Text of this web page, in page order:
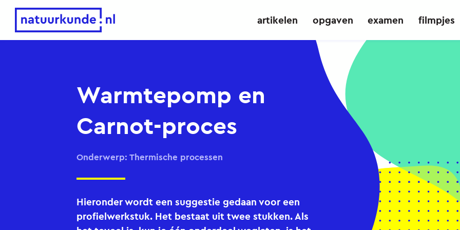
Natuurkunde.nl
artikelen opgaven examen filmpjes
Warmtepomp en
Carnot-proces
Onderwerp: Thermische processen
Hieronder wordt een suggestie gedaan voor een
profielwerkstuk. Het bestaat uit twee stukken. Als